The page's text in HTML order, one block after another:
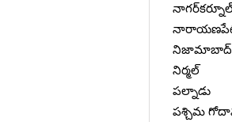
నిజామాబాద్
నిర్మల్
పల్నాడు
పశ్చిమ